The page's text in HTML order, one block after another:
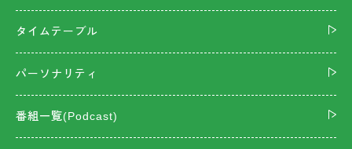
タイムテーブル
パーソナリティ
番組一覧(Podcast)